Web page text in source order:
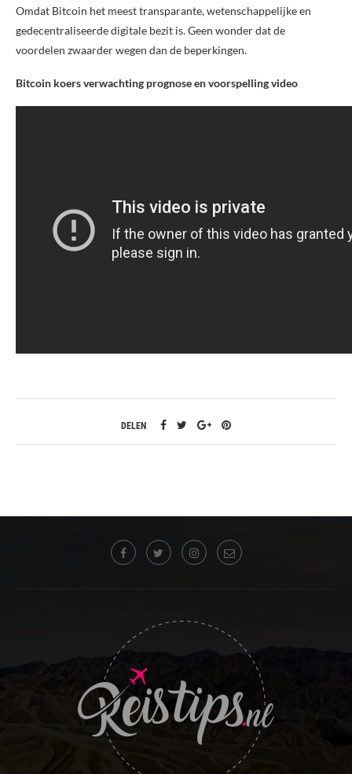
Omdat Bitcoin het meest transparante, wetenschappelijke en
gedecentraliseerde digitale bezit is. Geen wonder dat de
voordelen zwaarder wegen dan de beperkingen.
Bitcoin koers verwachting prognose en voorspelling video
DELEN